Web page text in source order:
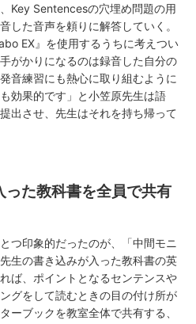
Key Sentencesの穴埋め問題の用
した音声を頼りに解答していく。
EX』を使用するうちに考えつい
がかりになるのは録音した自分の
音練習にも熱心に取り組むように
効果的です」と小笠原先生は語
出させ、先生はそれを持ち帰って
った教科書を全員で共有
つ印象的だったのが、「中間モニ
生の書き込みが入った教科書の英
ば、ポイントとなるセンテンスや
グをして読むときの目の付け所が
ーブックを教室全体で共有する、